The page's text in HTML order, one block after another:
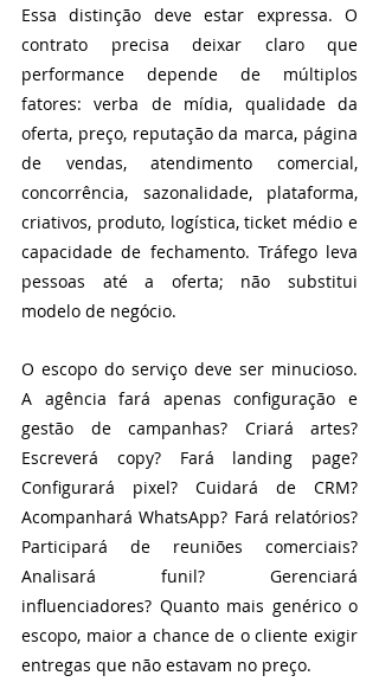
Essa distinção deve estar expressa. O
contrato precisa deixar claro que
performance depende de múltiplos
fatores: verba de mídia, qualidade da
oferta, preço, reputação da marca, página
de vendas, atendimento comercial,
concorrência, sazonalidade, plataforma,
criativos, produto, logística, ticket médio e
capacidade de fechamento. Tráfego leva
pessoas até a oferta; não substitui
modelo de negócio.
O escopo do serviço deve ser minucioso.
A agência fará apenas configuração e
gestão de campanhas? Criará artes?
Escreverá copy? Fará landing page?
Configurará pixel? Cuidará de CRM?
Acompanhará WhatsApp? Fará relatórios?
Participará de reuniões comerciais?
Analisará funil? Gerenciará
influenciadores? Quanto mais genérico o
escopo, maior a chance de o cliente exigir
entregas que não estavam no preço.